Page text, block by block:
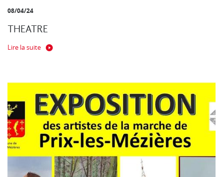
08/04/24
THEATRE
Lire la suite